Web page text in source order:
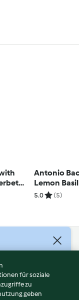
Antonio
Lemon
(Metric)
5.0 (5)
für soziale
zu
geben